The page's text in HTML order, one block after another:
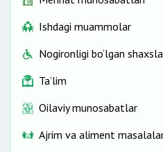
Ishdagi muammolar
Nogironligi bo‘lgan
Ta’lim
Oilaviy munosabatlar
Ajrim va aliment